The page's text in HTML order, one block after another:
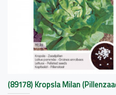
(89178) Kropsla Milan